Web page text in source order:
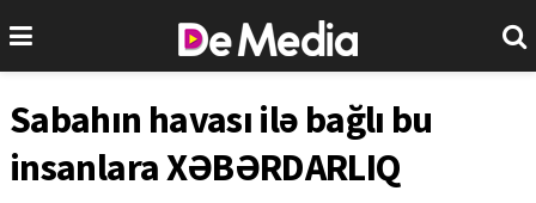
Sabahın havası ilə bağlı bu
insanlara XƏBƏRDARLIQ